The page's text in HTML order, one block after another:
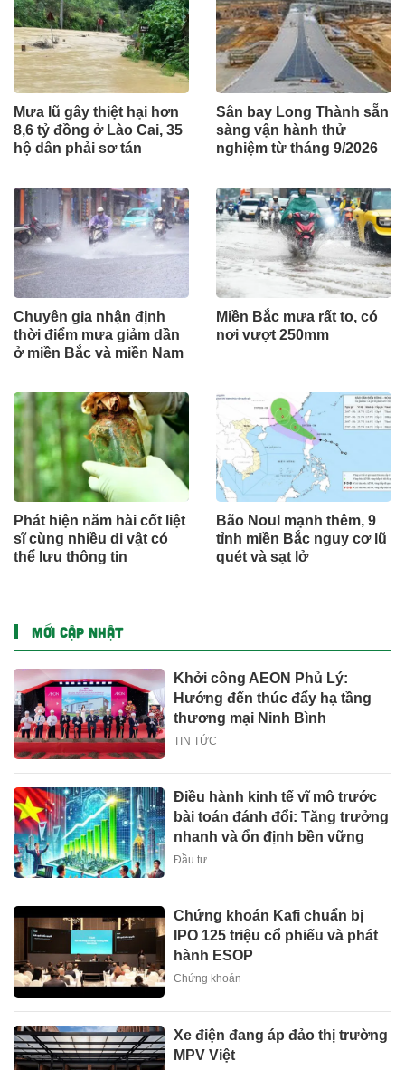
Mưa lũ gây thiệt hại hơn
8,6 tỷ đồng ở Lào Cai, 35
hộ dân phải sơ tán
Sân bay Long Thành sẵn
sàng vận hành thử
nghiệm từ tháng 9/2026
Chuyên gia nhận định
thời điểm mưa giảm dần
ở miền Bắc và miền Nam
Miền Bắc mưa rất to, có
nơi vượt 250mm
Phát hiện năm hài cốt liệt
sĩ cùng nhiều di vật có
thể lưu thông tin
Bão Noul mạnh thêm, 9
tỉnh miền Bắc nguy cơ lũ
quét và sạt lở
MỚI CẬP NHẬT
Khởi công AEON Phủ Lý:
Hướng đến thúc đẩy hạ tầng
thương mại Ninh Bình
TIN TỨC
Điều hành kinh tế vĩ mô trước
bài toán đánh đổi: Tăng trưởng
nhanh và ổn định bền vững
Đầu tư
Chứng khoán Kafi chuẩn bị
IPO 125 triệu cổ phiếu và phát
hành ESOP
Chứng khoán
Xe điện đang áp đảo thị trường
MPV Việt